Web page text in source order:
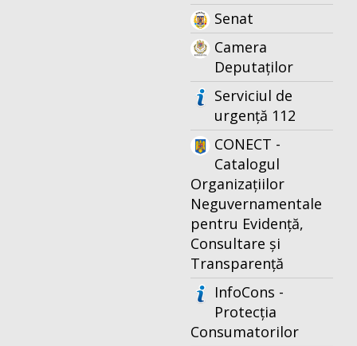
Senat
Camera
Deputaților
Serviciul de
urgență 112
CONECT -
Catalogul
Organizațiilor
Neguvernamentale
pentru Evidență,
Consultare și
Transparență
InfoCons -
Protecția
Consumatorilor